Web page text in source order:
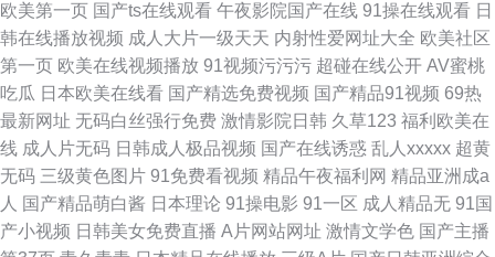
欧美第一页 国产ts在线观看 午夜影院国产在线 91操在线观看 日
韩在线播放视频 成人大片一级天天 内射性爱网址大全 欧美社区
第一页 欧美在线视频播放 91视频污污污 超碰在线公开 AV蜜桃
吃瓜 日本欧美在线看 国产精选免费视频 国产精品91视频 69热
最新网址 无码白丝强行免费 激情影院日韩 久草123 福利欧美在
线 成人片无码 日韩成人极品视频 国产在线诱惑 乱人xxxxx 超黄
无码 三级黄色图片 91免费看视频 精品午夜福利网 精品亚洲成a
人 国产精品萌白酱 日本理论 91操电影 91一区 成人精品无 91国
产小视频 日韩美女免费直播 A片网站网址 激情文学色 国产主播